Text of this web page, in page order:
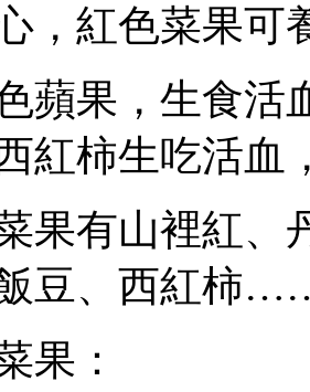
紅色菜果可
果，生食活
紅柿生吃活血
有山裡紅、
豆、西紅柿
：